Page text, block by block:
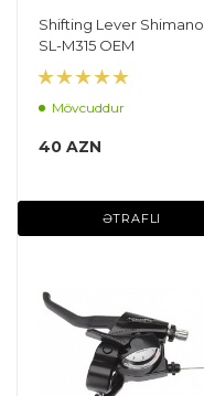
Shifting Lever Shimano
SL-M315 OEM
Mövcuddur
40 AZN
ƏTRAFLI